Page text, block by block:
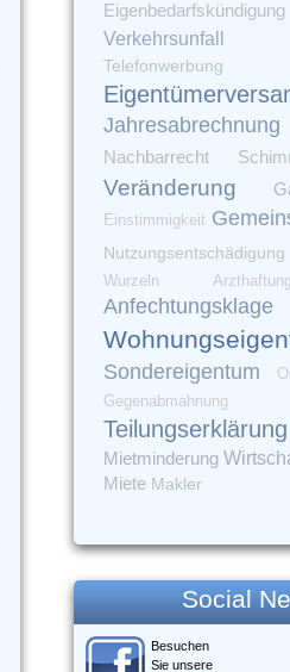
Eigenbedarfskündigung
Verkehrsunfall
Telefonwerbung
Jahresabrechnung
Nachbarrecht
Veränderung
Einstimmigkeit
Nutzungsentschädigung
Wurzeln Arzthaftung
Anfechtungsklage
Sondereigentum
Gegenabmahnung
Teilungserklärung
Mietminderung
Miete Makler
Social
Besuchen
Sie unsere